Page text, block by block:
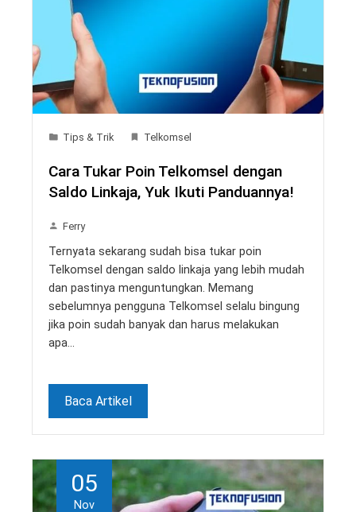
Tips & Trik Telkomsel
Cara Tukar Poin Telkomsel dengan
Saldo Linkaja, Yuk Ikuti Panduannya!
Ferry
Ternyata sekarang sudah bisa tukar poin
Telkomsel dengan saldo linkaja yang lebih mudah
dan pastinya menguntungkan. Memang
sebelumnya pengguna Telkomsel selalu bingung
jika poin sudah banyak dan harus melakukan
apa…
Baca Artikel
05
Nov